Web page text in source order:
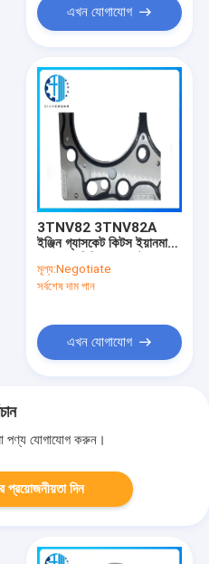
এখন যোগাযোগ
3TNV82 3TNV82A
ইঞ্জিন গ্যাসকেট কিটস ইয়ানমার
আফটারমার্কেট যন্ত্রাংশের জন্য
মূল্য:Negotiate
সর্বশেষ দাম পান
এখন যোগাযোগ
পণ্য যোগাযোগ করুন।
প্রয়োজনীয়তা দিন